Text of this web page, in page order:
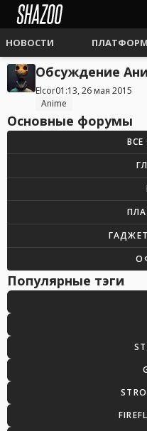
НОВОСТИ
Обсуждение
Elcor01:13, 26 мая 2015
Anime
Основные форумы
Популярные тэги